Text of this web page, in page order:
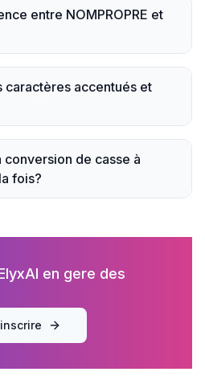
entre NOMPROPRE et
caractères accentués et
de casse à
fois?
en gere des